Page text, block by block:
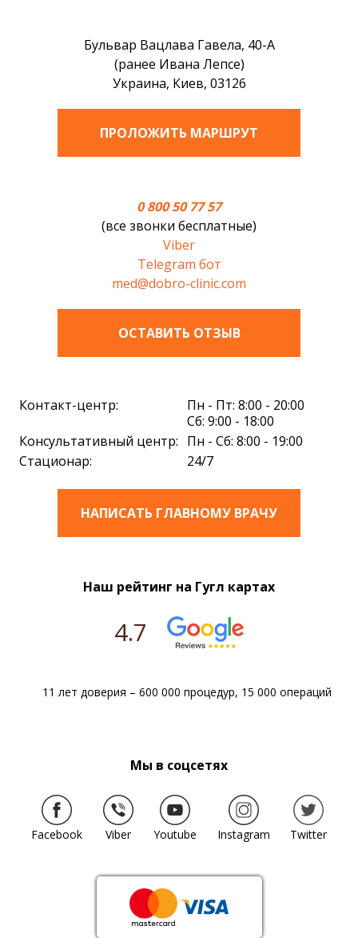
Бульвар Вацлава Гавела, 40-А
(ранее Ивана Лепсе)
Украина, Киев, 03126
ПРОЛОЖИТЬ МАРШРУТ
0 800 50 77 57
(все звонки бесплатные)
Viber
Telegram бот
med@dobro-clinic.com
ОСТАВИТЬ ОТЗЫВ
Контакт-центр:
Пн - Пт: 8:00 - 20:00
Сб: 9:00 - 18:00
Консультативный центр: Пн - Сб: 8:00 - 19:00
Стационар:
24/7
НАПИСАТЬ ГЛАВНОМУ ВРАЧУ
Наш рейтинг на Гугл картах
4.7
11 лет доверия – 600 000 процедур, 15 000 операций
Мы в соцсетях
Facebook Viber Youtube Instagram Twitter